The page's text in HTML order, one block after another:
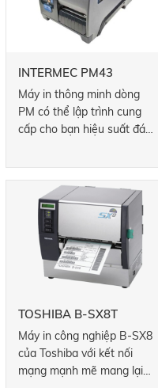
với sự hỗ trợ ngôn ngữ lệnh
toàn diện - bao gồm ZSim2,
mô phỏng ZPLII nhanh
chỉnh của chúng tôi - việc
nâng cấp lên Dòng PM
chưa bao giờ đơn giản hơn
thế.
INTERMEC PM43
Máy in thông minh dòng
PM có thể lập trình cung
cấp cho bạn hiệu suất đáng
và tích hợp nhanh chóng và
thông lượng nhanh nhất
trong lớp của chúng. Dòng
PM có nhiều kích thước và
kiểu cửa khác nhau để phù
hợp với ứng dụng chính xác
TOSHIBA B-SX8T
Máy in công nghiệp B-SX8
của Toshiba với kết nối
mạng mạnh mẽ mang lại